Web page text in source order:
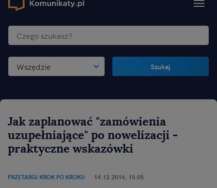
Wszędzie Szukaj
Jak zaplanować "zamówienia
uzupełniające" po nowelizacji -
praktyczne wskazówki
PRZETARGI KROK PO KROKU 14.12.2016, 15:05